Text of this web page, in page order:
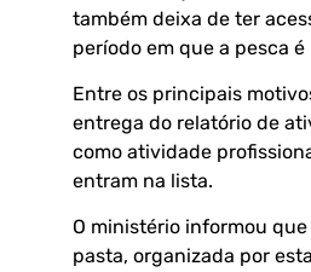
também deixa de ter
período em que a pesca
Entre os principais
entrega do relatório de
como atividade
entram na lista.
O ministério informou
pasta, organizada por